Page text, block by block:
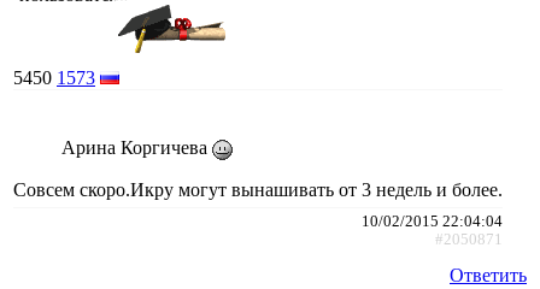
5450 1573
Арина Коргичева
Совсем скоро.Икру могут вынашивать от 3 недель и более.
10/02/2015 22:04:04
#2050871
Ответить